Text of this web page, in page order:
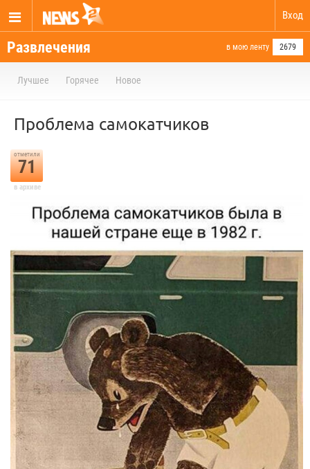
Вход
Развлечения в мою ленту 2679
Лучшее Горячее Новое
Проблема самокатчиков
отметили
71
в архиве